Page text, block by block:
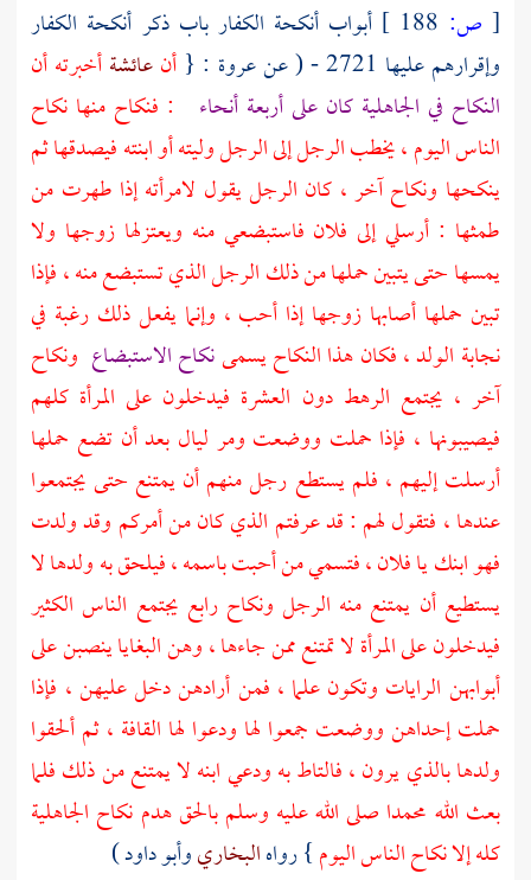
[ ص:
أبواب أنكحة الكفار باب ذكر أنكحة الكفار
وإقرارهم عليها 2721 - ( عن
عروة : { أنعائشةأخبرته أن
النكاح في الجاهلية كان على أربعة أنحاء
: فنكاح منها نكاح
الناس اليوم ، يخطب الرجل إلى الرجل وليته أو ابنته فيصدقها ثم
ينكحها ونكاح آخر ، كان الرجل يقول لامرأته إذا طهرت من
طمثها : أرسلي إلى فلان فاستبضعي منه ويعتزلها زوجها ولا
يمسها حتى يتبين حملها من ذلك الرجل الذي تستبضع منه ، فإذا
تبين حملها أصابها زوجها إذا أحب ، وإنما يفعل ذلك رغبة في
نجابة الولد ، فكان هذا النكاح يسمىنكاح الاستبضاع ونكاح
آخر ، يجتمع الرهط دون العشرة فيدخلون على المرأة كلهم
فيصيبونها ، فإذا حملت ووضعت ومر ليال بعد أن تضع حملها
أرسلت إليهم ، فلم يستطع رجل منهم أن يمتنع حتى يجتمعوا
عندها ، فتقول لهم : قد عرفتم الذي كان من أمركم وقد ولدت
فهو ابنك يا فلان ، فتسمي من أحبت باسمه ، فيلحق به ولدها لا
يستطيع أن يمتنع منه الرجل ونكاح رابع يجتمع الناس الكثير
فيدخلون على المرأة لا تمتنع ممن جاءها ، وهن البغايا ينصبن على
أبوابهن الرايات وتكون علما ، فمن أرادهن دخل عليهن ، فإذا
حملت إحداهن ووضعت جمعوا لها ودعوا لها القافة ، ثم ألحقوا
ولدها بالذي يرون ، فالتاط به ودعي ابنه لا يمتنع من ذلك فلما
بعث الله محمدا صلى الله عليه وسلم بالحق هدم نكاح الجاهلية
كله إلا نكاح الناس اليوم} رواهالبخاريوأبو داود)